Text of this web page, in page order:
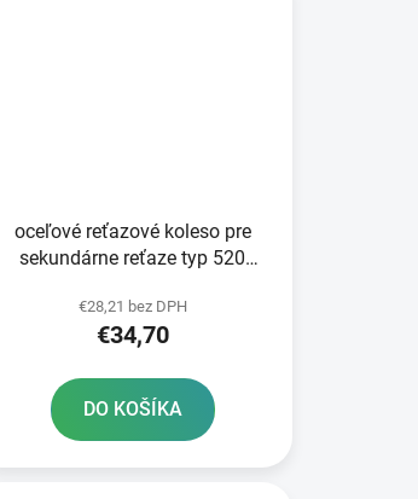
oceľové reťazové koleso pre
sekundárne reťaze typ 520
€28,21 bez DPH
€34,70
DO KOŠÍKA